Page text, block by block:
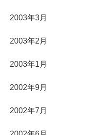
2003年3月
2003年2月
2003年1月
2002年9月
2002年7月